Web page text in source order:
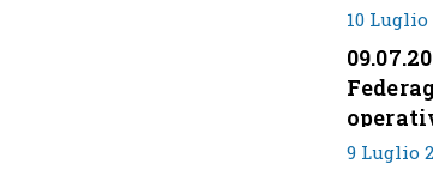
10 Luglio
9 Luglio